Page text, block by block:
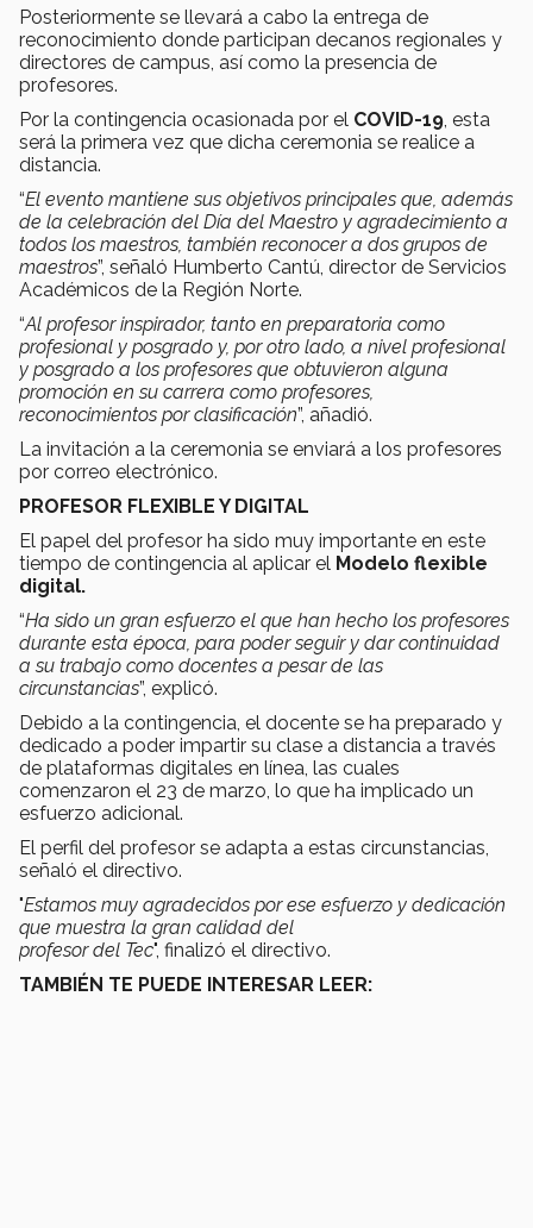
Posteriormente se llevará a cabo la entrega de
reconocimiento donde participan decanos regionales y
directores de campus, así como la presencia de
profesores.
Por la contingencia ocasionada por el COVID-19 , esta
será la primera vez que dicha ceremonia se realice a
distancia.
“El evento mantiene sus objetivos principales que, además
de la celebración del Día del Maestro y agradecimiento a
todos los maestros, también reconocer a dos grupos de
maestros”, señaló Humberto Cantú, director de Servicios
Académicos de la Región Norte.
“Al profesor inspirador, tanto en preparatoria como
profesional y posgrado y, por otro lado, a nivel profesional
y posgrado a los profesores que obtuvieron alguna
promoción en su carrera como profesores,
reconocimientos por clasificación”, añadió.
La invitación a la ceremonia se enviará a los profesores
por correo electrónico.
PROFESOR FLEXIBLE Y DIGITAL
El papel del profesor ha sido muy importante en este
tiempo de contingencia al aplicar el Modelo flexible
digital.
“Ha sido un gran esfuerzo el que han hecho los profesores
durante esta época, para poder seguir y dar continuidad
a su trabajo como docentes a pesar de las
circunstancias”, explicó.
Debido a la contingencia, el docente se ha preparado y
dedicado a poder impartir su clase a distancia a través
de plataformas digitales en línea, las cuales
comenzaron el 23 de marzo, lo que ha implicado un
esfuerzo adicional.
El perfil del profesor se adapta a estas circunstancias,
señaló el directivo.
"Estamos muy agradecidos por ese esfuerzo y dedicación
que muestra la gran calidad del
profesor del Tec", finalizó el directivo.
TAMBIÉN TE PUEDE INTERESAR LEER: